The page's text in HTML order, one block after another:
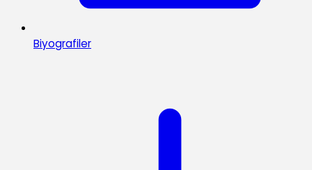
Biyografiler